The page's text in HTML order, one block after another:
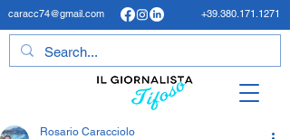
caracc74@gmail.com +39.380.171.1271
Rosario Caracciolo